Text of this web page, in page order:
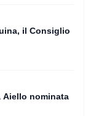
il Consiglio
Aiello nominata